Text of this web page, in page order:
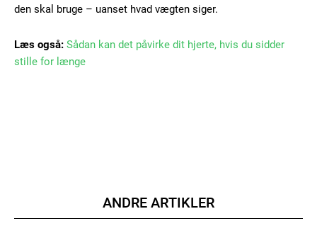
Orci varius natoque dolor
YEARLY PRICING
den skal bruge – uanset hvad vægten siger.
Læs også: Sådan kan det påvirke dit hjerte, hvis du sidder
stille for længe
ANDRE ARTIKLER